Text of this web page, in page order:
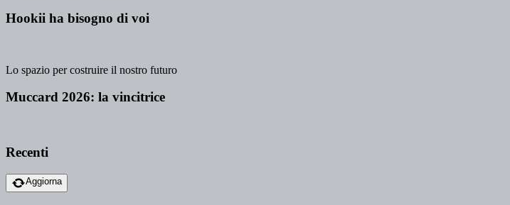
Hookii ha bisogno di voi
Lo spazio per costruire il nostro futuro
Muccard 2026: la vincitrice
Recenti
Aggiorna